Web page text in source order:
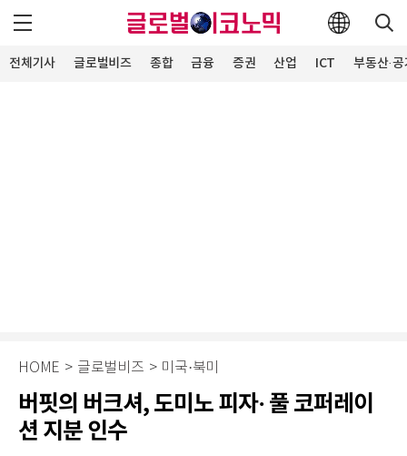
전체기사 글로벌비즈 종합 금융 증권 산업 ICT 부동산·
HOME > 글로벌비즈 > 미국·북미
버핏의 버크셔, 도미노 피자· 풀 코퍼레이
션 지분 인수